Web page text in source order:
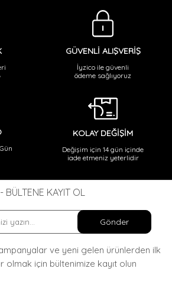
Taşlı Pantolonlu Takım Bordo
Taşlı Takım Bordo
Pantolonlu Takım Bordo
Pantolonlu
GÜVENLİ ALIŞVERİŞ
İyzico ile güvenli
ödeme sağlıyoruz
KOLAY DEĞİŞİM
Değişim için 14 gün içinde
iade etmeniz yeterlidir
BÜLTENE KAYIT OL
Gönder
ve yeni gelen ürünlerden ilk
olmak için bültenimize kayıt olun